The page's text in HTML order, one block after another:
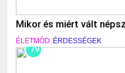
Mikor és miért vált
ÉLETMÓD ÉRDESSÉGEK
79